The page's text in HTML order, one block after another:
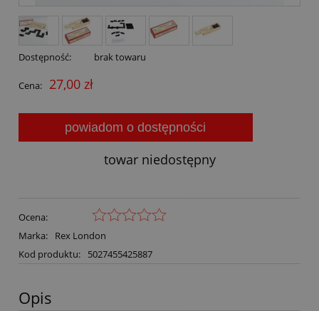
Dostępność: brak towaru
Cena: 27,00 zł
powiadom o dostępności
towar niedostępny
Ocena:
Marka:
Rex London
Kod produktu:
5027455425887
Opis